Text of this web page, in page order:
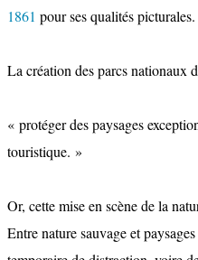
1861 pour ses qualités picturales.
La création des parcs nationaux
« protéger des paysages
touristique. »
Or, cette mise en scène de la
Entre nature sauvage et